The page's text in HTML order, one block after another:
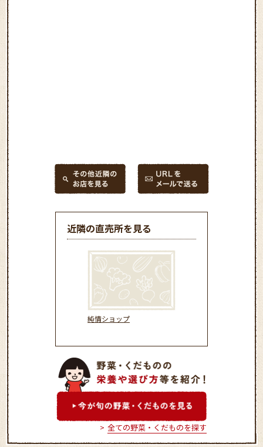
近隣の直売所を見る
純情ショップ
全ての野菜・くだものを探す